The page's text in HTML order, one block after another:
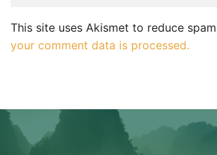
This site uses Akismet to reduce
your comment data is processed.